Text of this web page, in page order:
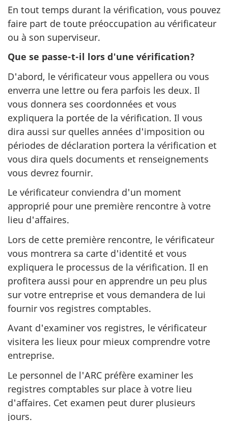
En tout temps durant la vérification, vous pouvez
faire part de toute préoccupation au vérificateur
ou à son superviseur.
Que se passe-t-il lors d'une vérification?
D'abord, le vérificateur vous appellera ou vous
enverra une lettre ou fera parfois les deux. Il
vous donnera ses coordonnées et vous
expliquera la portée de la vérification. Il vous
dira aussi sur quelles années d'imposition ou
périodes de déclaration portera la vérification et
vous dira quels documents et renseignements
vous devrez fournir.
Le vérificateur conviendra d'un moment
approprié pour une première rencontre à votre
lieu d'affaires.
Lors de cette première rencontre, le vérificateur
vous montrera sa carte d'identité et vous
expliquera le processus de la vérification. Il en
profitera aussi pour en apprendre un peu plus
sur votre entreprise et vous demandera de lui
fournir vos registres comptables.
Avant d'examiner vos registres, le vérificateur
visitera les lieux pour mieux comprendre votre
entreprise.
Le personnel de l'ARC préfère examiner les
registres comptables sur place à votre lieu
d'affaires. Cet examen peut durer plusieurs
jours.